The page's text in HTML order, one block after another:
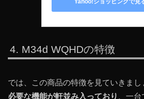
Yahoo!ショッピングで見
M34d WQHDの特徴
では、この商品の特徴を見ていきまし
必要な機能が軒並み入っており
、一